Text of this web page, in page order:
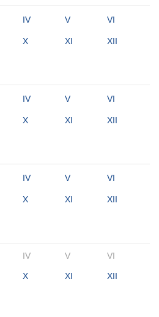
IV V VI
X XI XII
IV V VI
X XI XII
IV V VI
X XI XII
IV V VI
X XI XII